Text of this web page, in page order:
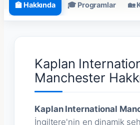
🏫 Hakkında 🎓 Programlar 🏡
Kaplan
Manchester
Kaplan International
İngiltere'nin en dinamik